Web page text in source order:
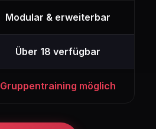
Modular & erweiterbar
Über 18 verfügbar
Gruppentraining möglich